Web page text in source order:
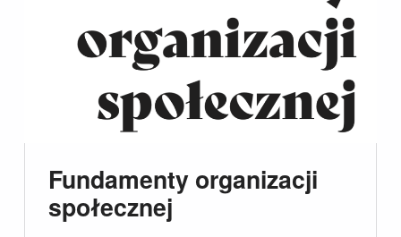
Fundamenty organizacji
społecznej